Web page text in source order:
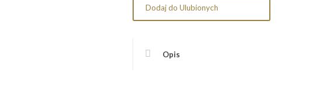
Dodaj do Ulubionych
Opis